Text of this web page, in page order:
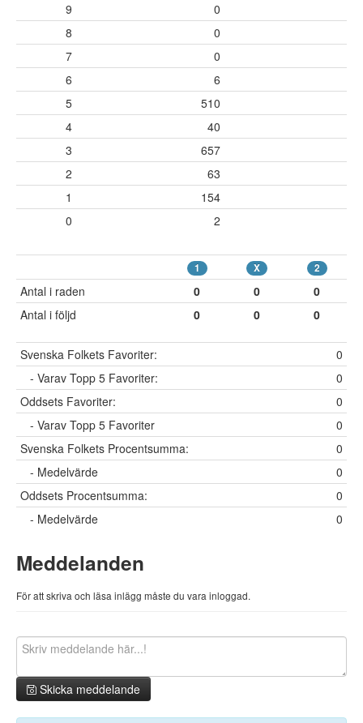
9
0
8
0
7
0
6
6
5
510
4
40
3
657
2
63
1
154
0
2
1 X 2
Antal i raden 0 0
0
Antal i följd
0 0 0
Svenska Folkets Favoriter:
0
- Varav Topp 5 Favoriter:
0
Oddsets Favoriter:
0
- Varav Topp 5 Favoriter
0
Svenska Folkets Procentsumma:
0
- Medelvärde
0
Oddsets Procentsumma:
0
- Medelvärde
0
Meddelanden
För att skriva och läsa inlägg måste du vara inloggad.
Skicka meddelande